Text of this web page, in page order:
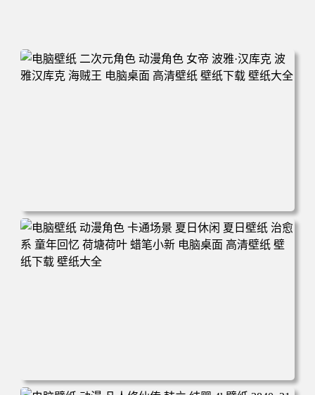
电脑壁纸 二次元角色 动漫角色 女帝 波雅·汉库克 波雅汉库
克 海贼王 电脑桌面 高清壁纸 壁纸下载 壁纸大全
电脑壁纸 动漫角色 卡通场景 夏日休闲 夏日壁纸 治愈系 童